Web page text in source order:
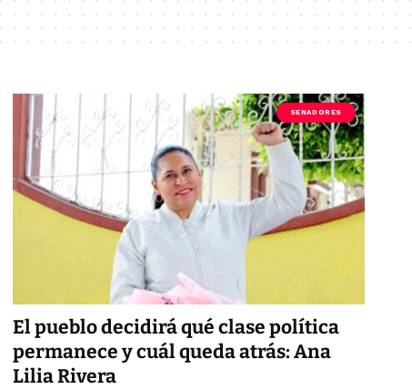
SENADORES
El pueblo decidirá qué clase política
permanece y cuál queda atrás: Ana
Lilia Rivera